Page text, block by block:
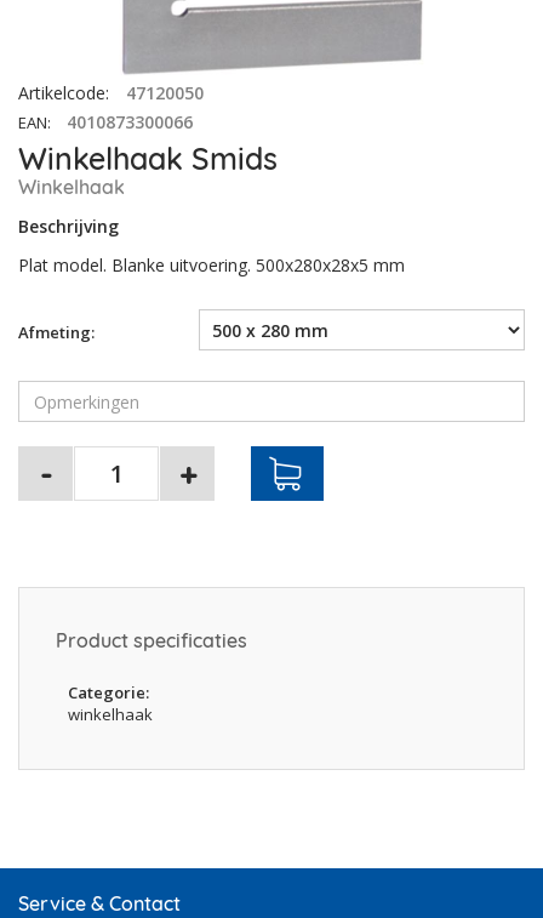
Artikelcode: 47120050
EAN: 4010873300066
Winkelhaak Smids
Winkelhaak
Beschrijving
Plat model. Blanke uitvoering. 500x280x28x5 mm
Afmeting:
Product specificaties
Categorie
winkelhaak
Service & Contact